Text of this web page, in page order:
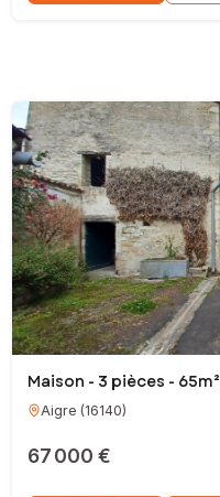
Maison - 3 pièces - 65m²
Aigre (16140)
67 000 €